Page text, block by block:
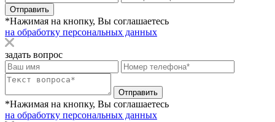
Отправить
*Нажимая на кнопку, Вы соглашаетесь
на обработку персональных данных
задать вопрос
Отправить
*Нажимая на кнопку, Вы соглашаетесь
на обработку персональных данных